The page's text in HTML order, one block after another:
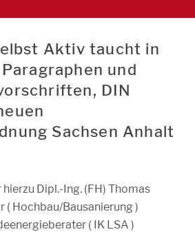
Aktiv taucht in
und
DIN
Sachsen Anhalt
Dipl.-Ing. (FH) Thomas
( Hochbau/Bausanierung )
( IK LSA )